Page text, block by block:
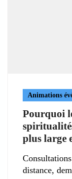
Animations
Pourquoi
plus large
distance,